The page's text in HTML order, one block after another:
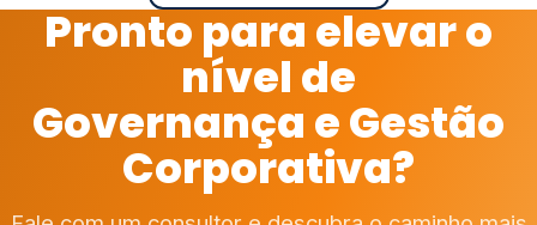
Pronto para elevar o
nível de
Governança e Gestão
Corporativa?